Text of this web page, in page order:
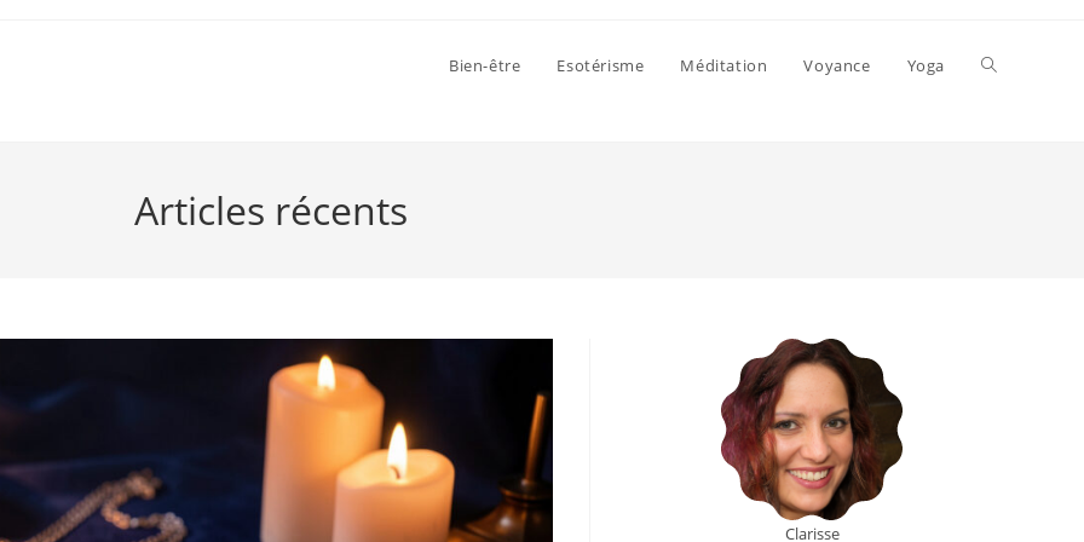
Bien-être Esotérisme Méditation Voyance Yoga Toggle
Articles récents
Clarisse